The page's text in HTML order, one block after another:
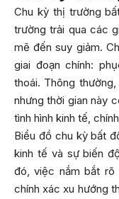
Chu kỳ thị trường
trường trải qua các
mẽ đến suy giảm.
giai đoạn chính:
thoái. Thông
nhưng thời gian này
tình hình kinh tế,
Biểu đồ chu kỳ bất
kinh tế và sự biến
đó, việc nắm bắt rõ
chính xác xu hướng